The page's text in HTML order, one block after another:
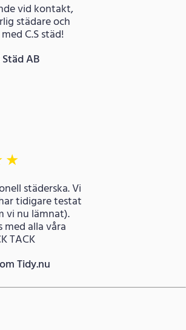
vid kontakt,
städare och
C.S städ!
AB
★
städerska. Vi
tidigare testat
vi nu lämnat).
alla våra
TACK
Tidy.nu